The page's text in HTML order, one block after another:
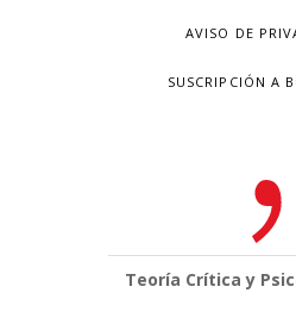
AVISO DE
SUSCRIPCIÓN A
Teoría Crítica y